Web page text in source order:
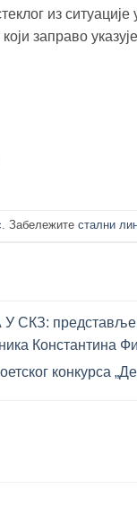
из ситуације
заправо
. Забележите стални
СКЗ:
Константина
конкурса